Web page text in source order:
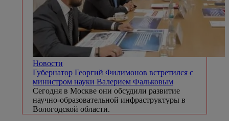
Новости
Губернатор Георгий Филимонов встретился с
министром науки Валерием Фальковым
Сегодня в Москве они обсудили развитие
научно-образовательной инфраструктуры в
Вологодской области.